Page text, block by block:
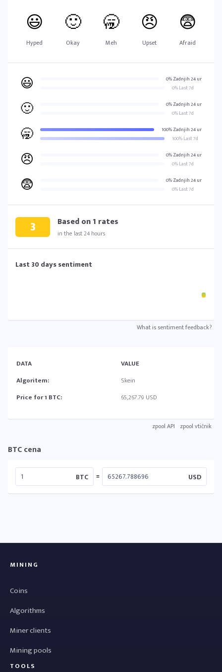
😃
Hyped
🙂
Okay
🥱
Meh
😠
Upset
😨
Afraid
😃
0% Zadnjih 24 ur
0% Last 7d
🙂
0% Zadnjih 24 ur
0% Last 7d
🥱
100% Zadnjih 24 ur
100% Last 7d
😠
0% Zadnjih 24 ur
0% Last 7d
😨
0% Zadnjih 24 ur
0% Last 7d
3 Based on1 rates
in the last 24 hours
Last 30 days sentiment
What is sentiment feedback?
DATA
VALUE
Algoritem:
Skein
Price for 1 BTC:
65,267.79 USD
zpool API zpool vtičnik
BTC cena
BTC = USD
MINING
Coins
Algorithms
Miner clients
Mining pools
TOOLS